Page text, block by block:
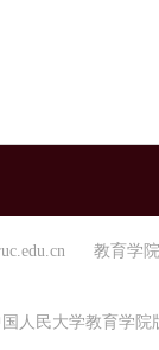
教育学院
人民大学教育学院